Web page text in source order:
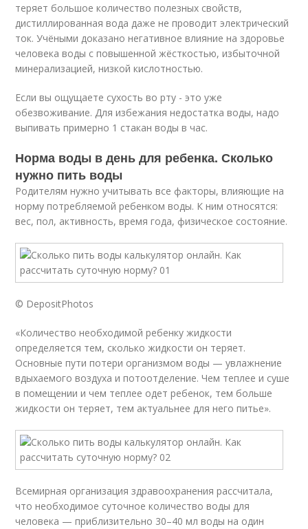
теряет большое количество полезных свойств,
дистиллированная вода даже не проводит электрический
ток. Учёными доказано негативное влияние на здоровье
человека воды с повышенной жёсткостью, избыточной
минерализацией, низкой кислотностью.
Если вы ощущаете сухость во рту - это уже
обезвоживание. Для избежания недостатка воды, надо
выпивать примерно 1 стакан воды в час.
Норма воды в день для ребенка. Сколько
нужно пить воды
Родителям нужно учитывать все факторы, влияющие на
норму потребляемой ребенком воды. К ним относятся:
вес, пол, активность, время года, физическое состояние.
© DepositPhotos
«Количество необходимой ребенку жидкости
определяется тем, сколько жидкости он теряет.
Основные пути потери организмом воды — увлажнение
вдыхаемого воздуха и потоотделение. Чем теплее и суше
в помещении и чем теплее одет ребенок, тем больше
жидкости он теряет, тем актуальнее для него питье».
Всемирная организация здравоохранения рассчитала,
что необходимое суточное количество воды для
человека — приблизительно 30–40 мл воды на один